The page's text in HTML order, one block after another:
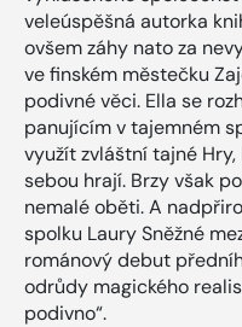
veleúspěšná autorka
ovšem záhy nato za
ve finském městečku
podivné věci. Ella se
panujícím v tajemném
využít zvláštní tajné
sebou hrají. Brzy však
nemalé oběti. A
spolku Laury Sněžné
románový debut
odrůdy magického
podivno“.